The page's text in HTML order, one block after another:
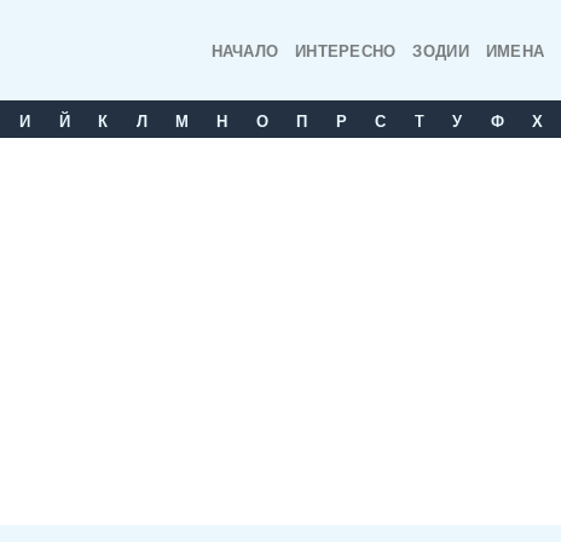
НАЧАЛО ИНТЕРЕСНО ЗОДИИ ИМЕНА
И Й К Л М Н О П Р С T У Ф Х